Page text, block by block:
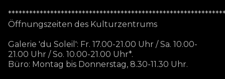
Öffnungszeiten des Kulturzentrums
Galerie 'du Soleil': Fr. 17.00-21.00 Uhr / Sa. 10.00-
21.00 Uhr / So. 10.00-21.00 Uhr*.
Büro: Montag bis Donnerstag, 8.30-11.30 Uhr.